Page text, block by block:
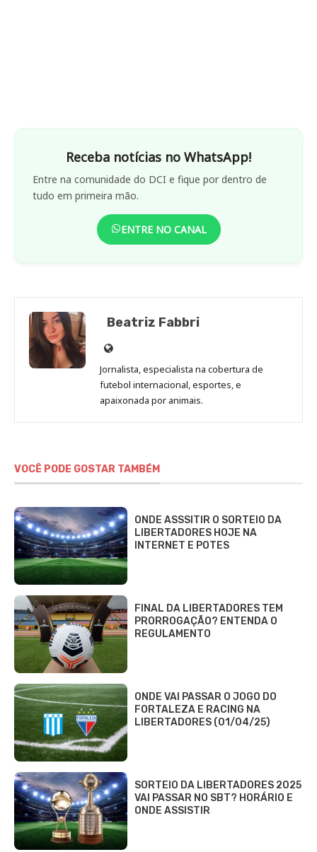
Receba notícias no WhatsApp!
Entre na comunidade do DCI e fique por dentro de
tudo em primeira mão.
ENTRE NO CANAL
Beatriz Fabbri
Site
de
Beatriz
Fabbri
Jornalista, especialista na cobertura de
futebol internacional, esportes, e
apaixonada por animais.
VOCÊ PODE GOSTAR TAMBÉM
ONDE ASSSITIR O SORTEIO DA
LIBERTADORES HOJE NA
INTERNET E POTES
FINAL DA LIBERTADORES TEM
PRORROGAÇÃO? ENTENDA O
REGULAMENTO
ONDE VAI PASSAR O JOGO DO
FORTALEZA E RACING NA
LIBERTADORES (01/04/25)
SORTEIO DA LIBERTADORES 2025
VAI PASSAR NO SBT? HORÁRIO E
ONDE ASSISTIR